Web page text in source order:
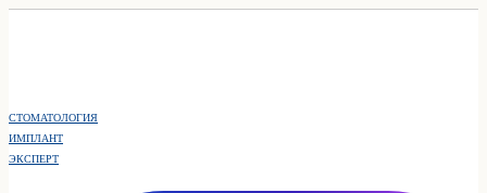
СТОМАТОЛОГИЯ
ИМПЛАНТ
ЭКСПЕРТ